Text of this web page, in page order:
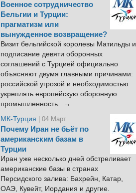
Военное сотрудничество
Бельгии и Турции:
прагматизм или
вынужденное возвращение?
Визит бельгийской королевы Матильды и
подписание девяти оборонных
соглашений с Турцией официально
объясняют двумя главными причинами:
российской угрозой и необходимостью
укреплять европейскую оборонную
промышленность. →
МК-Турция
| 04 Март
Почему Иран не бьёт по
американским базам в
Турции
Иран уже несколько дней обстреливает
американские базы в странах
Персидского залива: Бахрейн, Катар,
ОАЭ, Кувейт, Иордания и другие.